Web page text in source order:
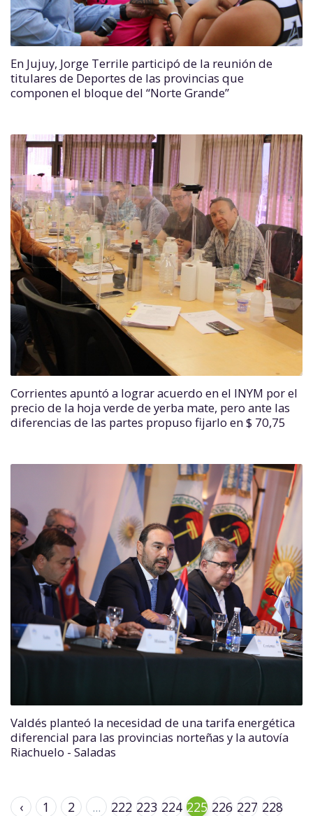
En Jujuy, Jorge Terrile participó de la reunión de
titulares de Deportes de las provincias que
componen el bloque del “Norte Grande”
Corrientes apuntó a lograr acuerdo en el INYM por el
precio de la hoja verde de yerba mate, pero ante las
diferencias de las partes propuso fijarlo en $ 70,75
Valdés planteó la necesidad de una tarifa energética
diferencial para las provincias norteñas y la autovía
Riachuelo - Saladas
‹ 1 2 ... 222 223 224 225 226 227 228